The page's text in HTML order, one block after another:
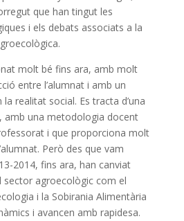
que han tingut les
i els debats associats a la
molt bé fins ara, amb molt
entre l’alumnat i amb un
realitat social. Es tracta d’una
amb una metodologia docent
i que proporciona molt
Però des que vam
2014, fins ara, han canviat
sector agroecològic com el
i la Sobirania Alimentària
i avancen amb rapidesa.